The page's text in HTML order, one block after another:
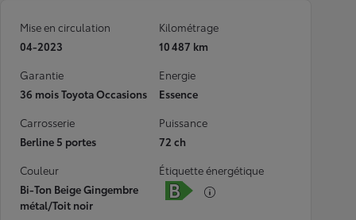
Mise en circulation
04-2023
Kilométrage
10 487 km
Garantie
36 mois Toyota Occasions
Energie
Essence
Carrosserie
Berline 5 portes
Puissance
72 ch
Couleur
Bi-Ton Beige Gingembre
métal/Toit noir
Étiquette énergétique